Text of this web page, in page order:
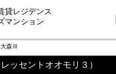
貸レジデンス
マンション
大森Ⅲ
レッセントオオモリ３）